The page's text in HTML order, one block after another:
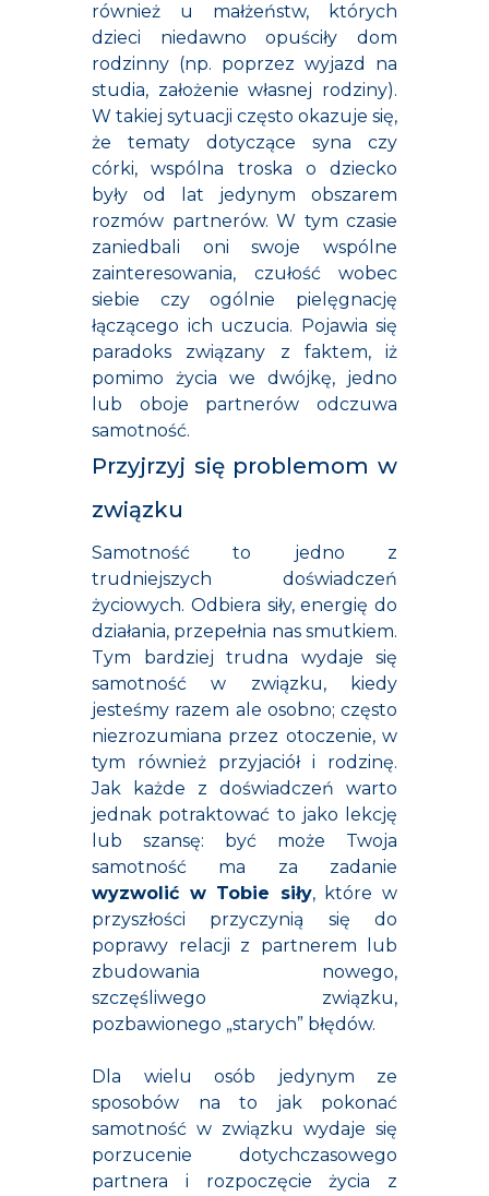
również u małżeństw, których
dzieci niedawno opuściły dom
rodzinny (np. poprzez wyjazd na
studia, założenie własnej rodziny).
W takiej sytuacji często okazuje się,
że tematy dotyczące syna czy
córki, wspólna troska o dziecko
były od lat jedynym obszarem
rozmów partnerów. W tym czasie
zaniedbali oni swoje wspólne
zainteresowania, czułość wobec
siebie czy ogólnie pielęgnację
łączącego ich uczucia. Pojawia się
paradoks związany z faktem, iż
pomimo życia we dwójkę, jedno
lub oboje partnerów odczuwa
samotność.
Przyjrzyj się problemom w
związku
Samotność to jedno z
trudniejszych doświadczeń
życiowych. Odbiera siły, energię do
działania, przepełnia nas smutkiem.
Tym bardziej trudna wydaje się
samotność w związku, kiedy
jesteśmy razem ale osobno; często
niezrozumiana przez otoczenie, w
tym również przyjaciół i rodzinę.
Jak każde z doświadczeń warto
jednak potraktować to jako lekcję
lub szansę: być może Twoja
samotność ma za zadanie
wyzwolić w Tobie siły, które w
przyszłości przyczynią się do
poprawy relacji z partnerem lub
zbudowania nowego,
szczęśliwego związku,
pozbawionego „starych” błędów.
Dla wielu osób jedynym ze
sposobów na to jak pokonać
samotność w związku wydaje się
porzucenie dotychczasowego
partnera i rozpoczęcie życia z